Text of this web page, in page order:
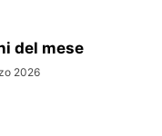
del mese
2026